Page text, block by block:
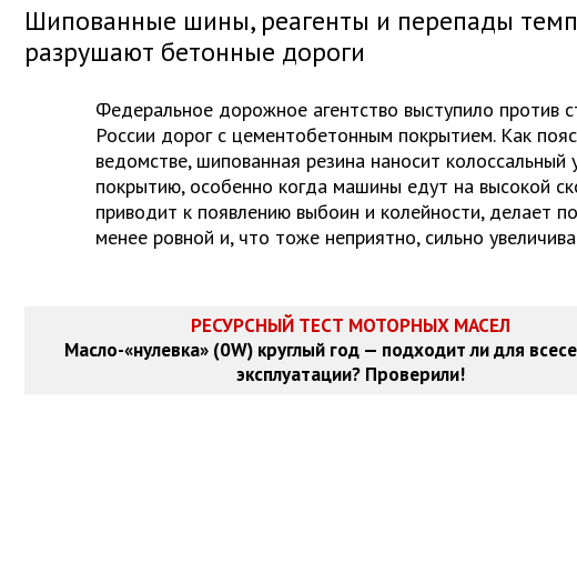
Шипованные шины, реагенты и перепады
разрушают бетонные дороги
Федеральное дорожное агентство выступило против
России дорог с цементобетонным покрытием. Как
ведомстве, шипованная резина наносит
покрытию, особенно когда машины едут на высокой
приводит к появлению выбоин и колейности, делает
менее ровной и, что тоже неприятно, сильно
РЕСУРСНЫЙ ТЕСТ МОТОРНЫХ МАСЕЛ
Масло-«нулевка» (0W) круглый год — подходит ли для
эксплуатации? Проверили!